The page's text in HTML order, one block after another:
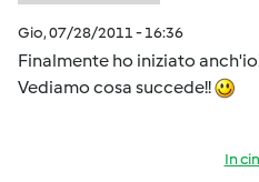
Gio, 07/28/2011 - 16:36
Finalmente ho iniziato
Vediamo cosa succede!!
In